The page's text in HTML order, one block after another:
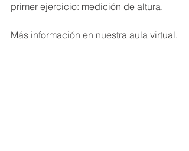
primer ejercicio: medición de altura.
Más información en nuestra aula virtual.